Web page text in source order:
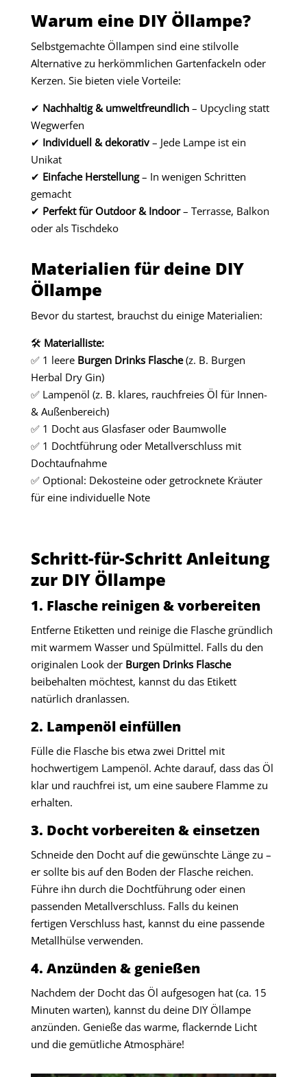
Warum eine DIY Öllampe?
Selbstgemachte Öllampen sind eine stilvolle
Alternative zu herkömmlichen Gartenfackeln oder
Kerzen. Sie bieten viele Vorteile:
✔ Nachhaltig & umweltfreundlich– Upcycling statt
Wegwerfen
✔ Individuell & dekorativ– Jede Lampe ist ein
Unikat
✔ Einfache Herstellung– In wenigen Schritten
gemacht
✔ Perfekt für Outdoor & Indoor– Terrasse, Balkon
oder als Tischdeko
Materialien für deine DIY
Öllampe
Bevor du startest, brauchst du einige Materialien:
🛠 Materialliste:
✅ 1 leere Burgen Drinks Flasche(z. B. Burgen
Herbal Dry Gin)
✅ Lampenöl (z. B. klares, rauchfreies Öl für Innen-
& Außenbereich)
✅ 1 Docht aus Glasfaser oder Baumwolle
✅ 1 Dochtführung oder Metallverschluss mit
Dochtaufnahme
✅ Optional: Dekosteine oder getrocknete Kräuter
für eine individuelle Note
Schritt-für-Schritt Anleitung
zur DIY Öllampe
1. Flasche reinigen & vorbereiten
Entferne Etiketten und reinige die Flasche gründlich
mit warmem Wasser und Spülmittel. Falls du den
originalen Look der Burgen Drinks Flasche
beibehalten möchtest, kannst du das Etikett
natürlich dranlassen.
2. Lampenöl einfüllen
Fülle die Flasche bis etwa zwei Drittel mit
hochwertigem Lampenöl. Achte darauf, dass das Öl
klar und rauchfrei ist, um eine saubere Flamme zu
erhalten.
3. Docht vorbereiten & einsetzen
Schneide den Docht auf die gewünschte Länge zu –
er sollte bis auf den Boden der Flasche reichen.
Führe ihn durch die Dochtführung oder einen
passenden Metallverschluss. Falls du keinen
fertigen Verschluss hast, kannst du eine passende
Metallhülse verwenden.
4. Anzünden & genießen
Nachdem der Docht das Öl aufgesogen hat (ca. 15
Minuten warten), kannst du deine DIY Öllampe
anzünden. Genieße das warme, flackernde Licht
und die gemütliche Atmosphäre!